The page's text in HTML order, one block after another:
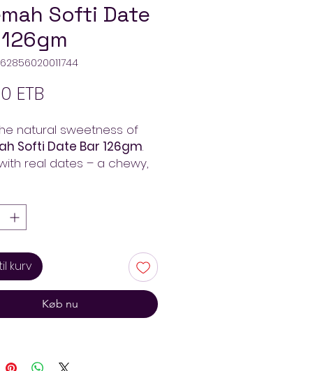
Softi Date
ETB
natural sweetness of
Softi Date Bar 126gm.
real dates – a chewy,
– fast delivery. Always
kurv
Køb nu